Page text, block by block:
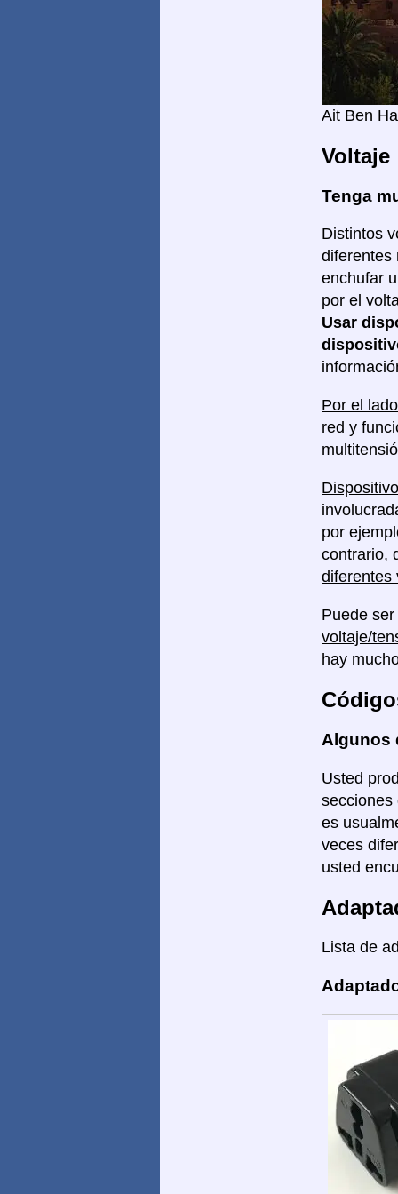
Ait Ben
Voltaje
Tenga
Distintos
diferentes
enchufar
por el
Usar
Por el
red y
por
contrario,
diferentes
Puede
voltaje/
hay
Algunos
Usted
secciones
es
veces
usted
Lista de